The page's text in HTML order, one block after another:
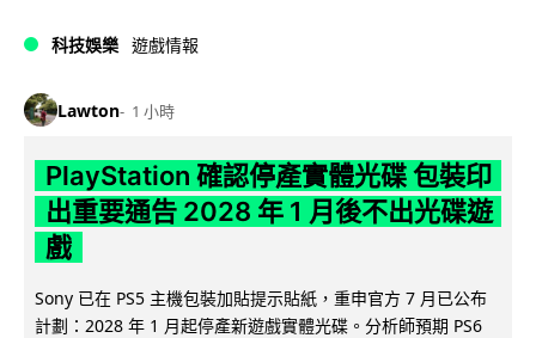
科技娛樂 遊戲情報
Lawton 1 小時
PlayStation 確認停產實體光碟 包裝印
出重要通告 2028 年 1 月後不出光碟遊
戲
Sony 已在 PS5 主機包裝加貼提示貼紙，重申官方 7 月已公布
計劃：2028 年 1 月起停產新遊戲實體光碟。分析師預期 PS6